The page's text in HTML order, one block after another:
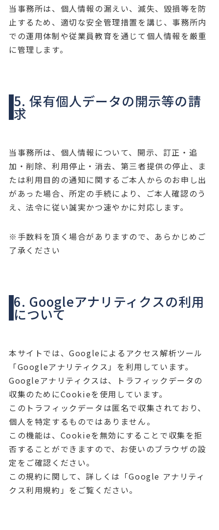
当事務所は、個人情報の漏えい、滅失、毀損等を防
止するため、適切な安全管理措置を講じ、事務所内
での運用体制や従業員教育を通じて個人情報を厳重
に管理します。
5. 保有個人データの開示等の請
求
当事務所は、個人情報について、開示、訂正・追
加・削除、利用停止・消去、第三者提供の停止、ま
たは利用目的の通知に関するご本人からのお申し出
があった場合、所定の手続により、ご本人確認のう
え、法令に従い誠実かつ速やかに対応します。
※手数料を頂く場合がありますので、あらかじめご
了承ください
6. Googleアナリティクスの利用
について
本サイトでは、Googleによるアクセス解析ツール
「Googleアナリティクス」を利用しています。
Googleアナリティクスは、トラフィックデータの
収集のためにCookieを使用しています。
このトラフィックデータは匿名で収集されており、
個人を特定するものではありません。
この機能は、Cookieを無効にすることで収集を拒
否することができますので、お使いのブラウザの設
定をご確認ください。
この規約に関して、詳しくは「Google アナリティ
クス利用規約」をご覧ください。